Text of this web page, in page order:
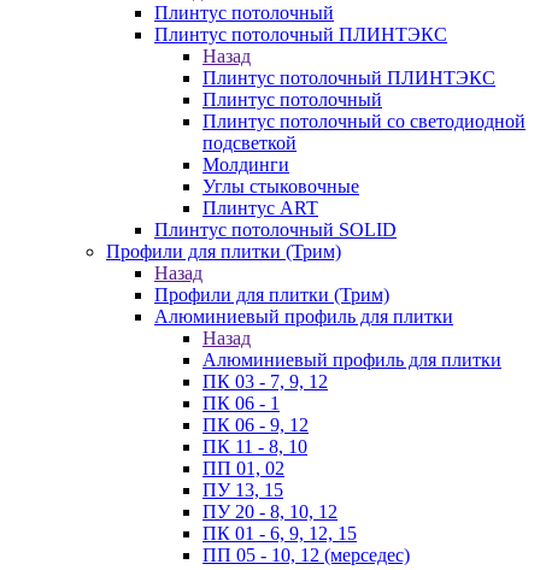
Плинтус потолочный
Плинтус потолочный ПЛИНТЭКС
Назад
Плинтус потолочный ПЛИНТЭКС
Плинтус потолочный
Плинтус потолочный со светодиодной
подсветкой
Молдинги
Углы стыковочные
Плинтус ART
Плинтус потолочный SOLID
Профили для плитки (Трим)
Назад
Профили для плитки (Трим)
Алюминиевый профиль для плитки
Назад
Алюминиевый профиль для плитки
ПК 03 - 7, 9, 12
ПК 06 - 1
ПК 06 - 9, 12
ПК 11 - 8, 10
ПП 01, 02
ПУ 13, 15
ПУ 20 - 8, 10, 12
ПК 01 - 6, 9, 12, 15
ПП 05 - 10, 12 (мерседес)